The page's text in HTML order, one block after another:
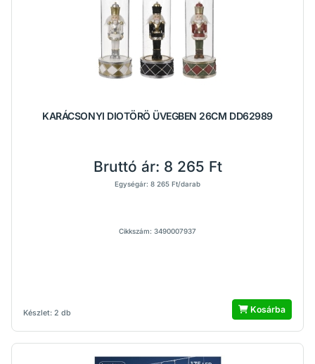
KARÁCSONYI DIOTÖRÖ ÜVEGBEN 26CM DD62989
Készlet: 2 db
Bruttó ár: 8 265 Ft
Egységár: 8 265 Ft/darab
Cikkszám: 3490007937
Kosárba